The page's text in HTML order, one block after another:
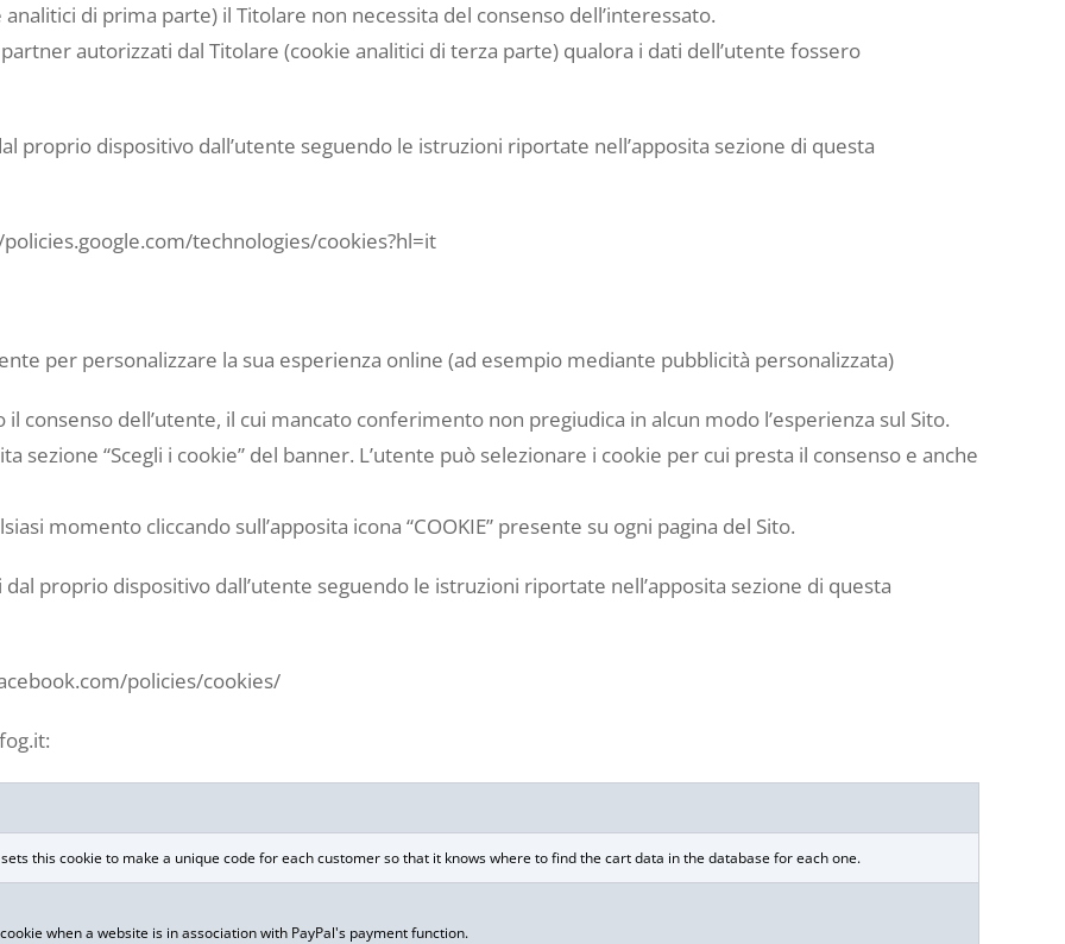
di prima parte) il Titolare non necessita del consenso dell’interessato.
autorizzati dal Titolare (cookie analitici di terza parte) qualora i dati dell’utente fossero
proprio dispositivo dall’utente seguendo le istruzioni riportate nell’apposita sezione di questa
technologies/cookies?hl=it
per personalizzare la sua esperienza online (ad esempio mediante pubblicità personalizzata)
consenso dell’utente, il cui mancato conferimento non pregiudica in alcun modo l’esperienza sul Sito.
sezione “Scegli i cookie” del banner. L’utente può selezionare i cookie per cui presta il consenso e anche
momento cliccando sull’apposita icona “COOKIE” presente su ogni pagina del Sito.
proprio dispositivo dall’utente seguendo le istruzioni riportate nell’apposita sezione di questa
policies/cookies/
this cookie to make a unique code for each customer so that it knows where to find the cart data in the database for each one.
when a website is in association with PayPal's payment function.